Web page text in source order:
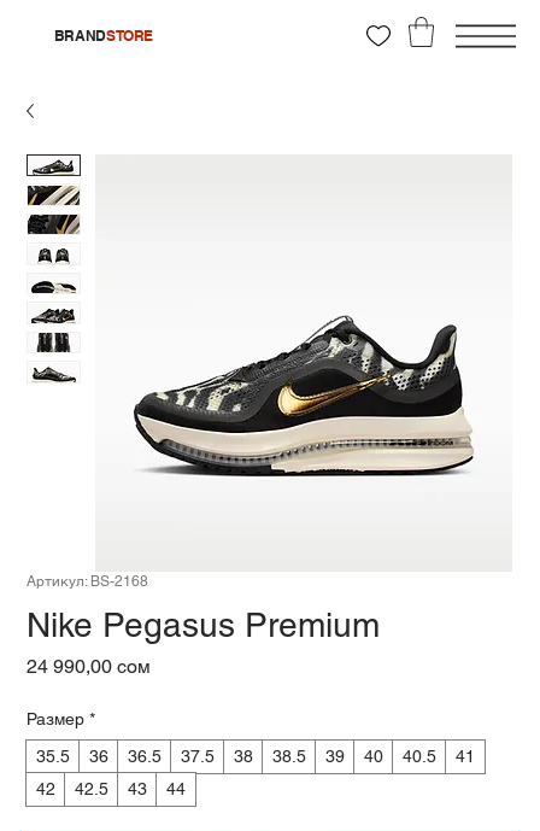
BRANDSTORE
Артикул: BS-2168
Nike Pegasus Premium
24 990,00 сом
Размер *
35.5
36 36.5 37.5 38 38.5 39 40 40.5
41
42
42.5 43 44